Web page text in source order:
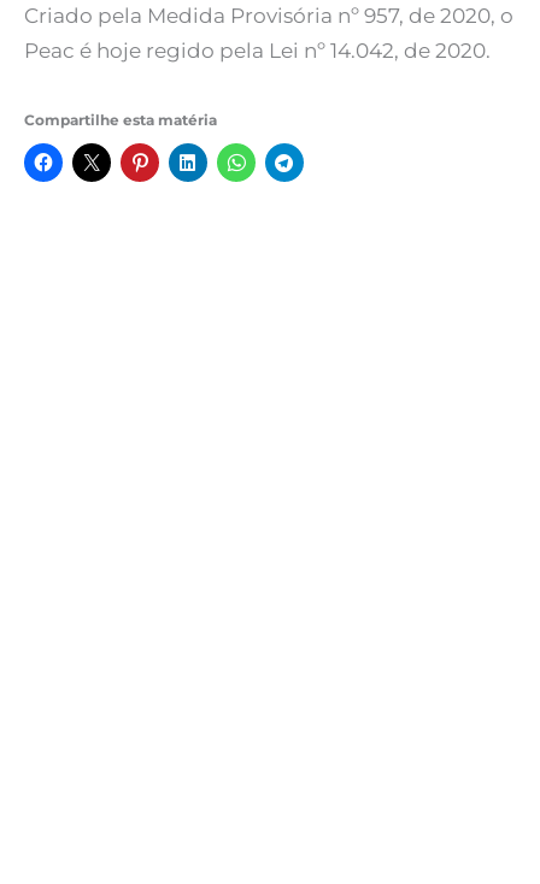
Criado pela Medida Provisória nº 957, de 2020, o
Peac é hoje regido pela Lei nº 14.042, de 2020.
Compartilhe esta matéria